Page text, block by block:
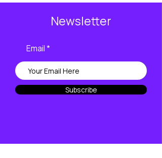
Newsletter
Email
Subscribe